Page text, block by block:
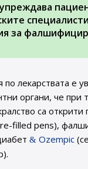
за
по лекарствата е
органи, че при
са открити
filled pens),
Ozempic